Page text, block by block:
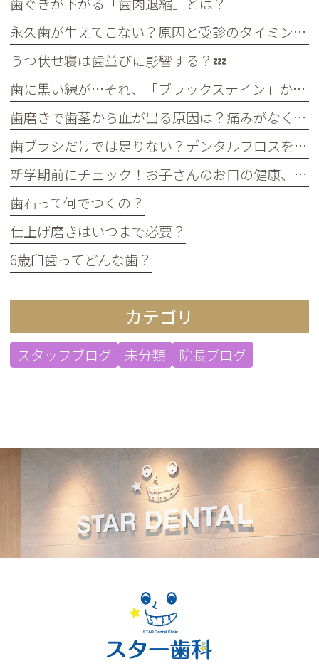
永久歯が生えてこない？原因と受診のタイミングについて
うつ伏せ寝は歯並びに影響する？💤
歯に黒い線が…それ、「ブラックステイン」かもしれません！
歯磨きで歯茎から血が出る原因は？痛みがなくても受診すべき判断基準
歯ブラシだけでは足りない？デンタルフロスを使うメリット
新学期前にチェック！お子さんのお口の健康、大丈夫？
歯石って何でつくの？
仕上げ磨きはいつまで必要？
6歳臼歯ってどんな歯？
カテゴリ
スタッフブログ 未分類 院長ブログ